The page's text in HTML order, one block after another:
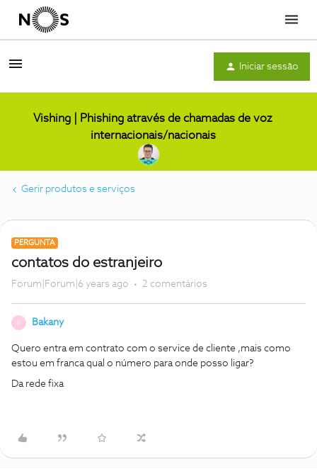
Menu
Iniciar sessão
Vishing | Phishing através de chamadas de voz
internacionais/nacionais
Gerir produtos e serviços
PERGUNTA
contatos do estranjeiro
Forum|Forum|6 years ago 2 comentários
B Bakany
Quero entra em contrato com o service de cliente ,mais como
estou em franca qual o número para onde posso ligar?
Da rede fixa